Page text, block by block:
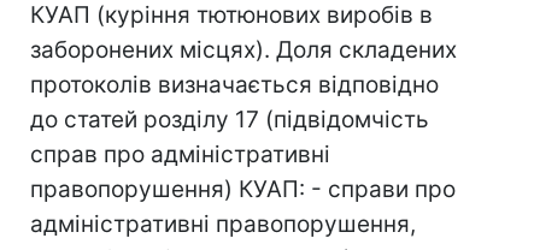
КУАП (куріння тютюнових виробів в
заборонених місцях). Доля складених
протоколів визначається відповідно
до статей розділу 17 (підвідомчість
справ про адміністративні
правопорушення) КУАП: - справи про
адміністративні правопорушення,